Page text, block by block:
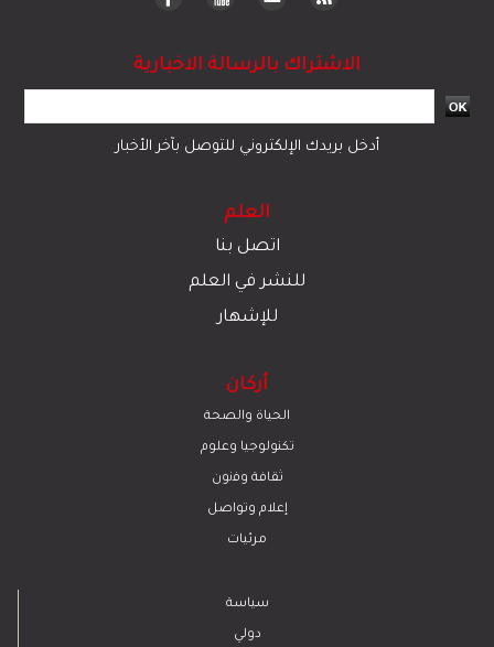
الاشتراك بالرسالة الاخبارية
أدخل بريدك الإلكتروني للتوصل بآخر الأخبار
العلم
اتصل بنا
للنشر في العلم
للإشهار
أركان
الحياة والصحة
تكنولوجيا وعلوم
ﺛﻘﺎﻓﺔ وﻓﻧون
إعلام وتواصل
مرئيات
سياسة
دولي